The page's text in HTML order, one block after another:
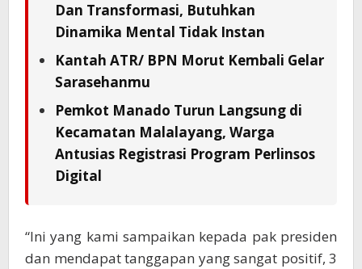
Dan Transformasi, Butuhkan
Dinamika Mental Tidak Instan
Kantah ATR/ BPN Morut Kembali Gelar
Sarasehanmu
Pemkot Manado Turun Langsung di
Kecamatan Malalayang, Warga
Antusias Registrasi Program Perlinsos
Digital
“Ini yang kami sampaikan kepada pak presiden
dan mendapat tanggapan yang sangat positif, 3